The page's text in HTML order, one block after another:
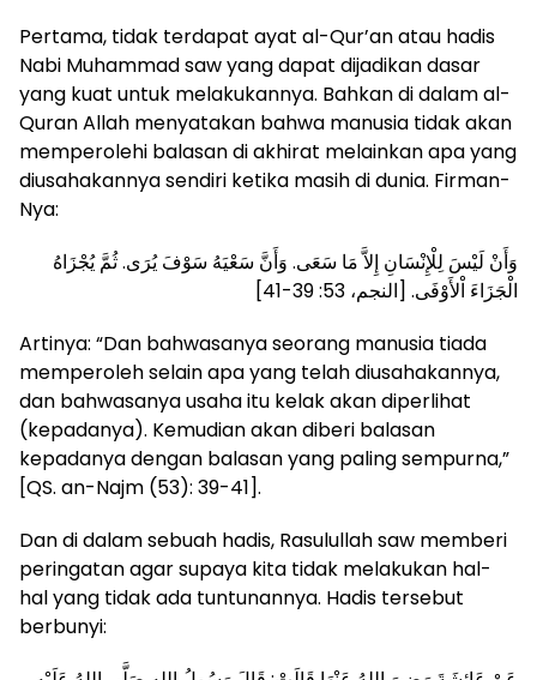
Pertama, tidak terdapat ayat al-Qur’an atau hadis
Nabi Muhammad saw yang dapat dijadikan dasar
yang kuat untuk melakukannya. Bahkan di dalam al-
Quran Allah menyatakan bahwa manusia tidak akan
memperolehi balasan di akhirat melainkan apa yang
diusahakannya sendiri ketika masih di dunia. Firman-
Nya:
وَأَنْ لَيْسَ لِلْإِنْسَانِ إِلاَّ مَا سَعَى. وَأَنَّ سَعْيَهُ سَوْفَ يُرَى. ثُمَّ يُجْزَاهُ
الْجَزَاءَ اْلأَوْفَى. [النجم، 53: 39-41]
Artinya: “Dan bahwasanya seorang manusia tiada
memperoleh selain apa yang telah diusahakannya,
dan bahwasanya usaha itu kelak akan diperlihat
(kepadanya). Kemudian akan diberi balasan
kepadanya dengan balasan yang paling sempurna,”
[QS. an-Najm (53): 39-41].
Dan di dalam sebuah hadis, Rasulullah saw memberi
peringatan agar supaya kita tidak melakukan hal-
hal yang tidak ada tuntunannya. Hadis tersebut
berbunyi: